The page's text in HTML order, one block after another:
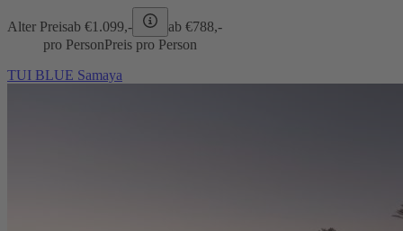
Alter Preisab €1.099,- ab €788,-
pro PersonPreis pro Person
TUI BLUE Samaya